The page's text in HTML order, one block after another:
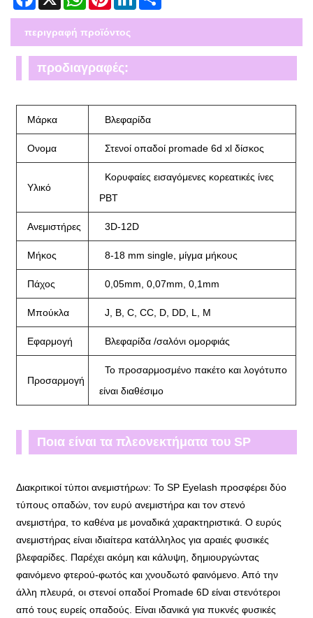
περιγραφή προϊόντος
προδιαγραφές:
Μάρκα Βλεφαρίδα
Ονομα Στενοί οπαδοί promade 6d xl δίσκος
Υλικό
Κορυφαίες εισαγόμενες κορεατικές ίνες
PBT
Ανεμιστήρες 3D-12D
Μήκος 8-18 mm single, μίγμα μήκους
Πάχος 0,05mm, 0,07mm, 0,1mm
Μπούκλα J, B, C, CC, D, DD, L, M
Εφαρμογή Βλεφαρίδα /σαλόνι ομορφιάς
Προσαρμογή
Το προσαρμοσμένο πακέτο και λογότυπο
είναι διαθέσιμο
Ποια είναι τα πλεονεκτήματα του SP
δίσκος;
Διακριτικοί τύποι ανεμιστήρων: Το SP Eyelash προσφέρει δύο
τύπους οπαδών, τον ευρύ ανεμιστήρα και τον στενό
ανεμιστήρα, το καθένα με μοναδικά χαρακτηριστικά. Ο ευρύς
ανεμιστήρας είναι ιδιαίτερα κατάλληλος για αραιές φυσικές
βλεφαρίδες. Παρέχει ακόμη και κάλυψη, δημιουργώντας
φαινόμενο φτερού-φωτός και χνουδωτό φαινόμενο. Από την
άλλη πλευρά, οι στενοί οπαδοί Promade 6D είναι στενότεροι
από τους ευρείς οπαδούς. Είναι ιδανικά για πυκνές φυσικές